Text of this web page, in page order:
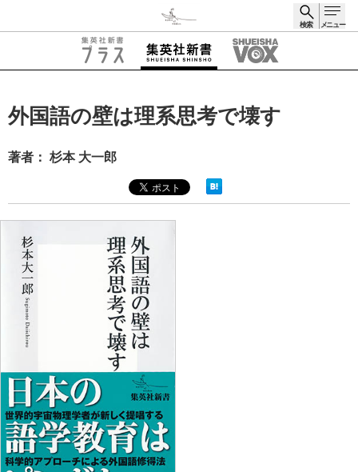
検索 メニュー
外国語の壁は理系思考で壊す
著者： 杉本 大一郎